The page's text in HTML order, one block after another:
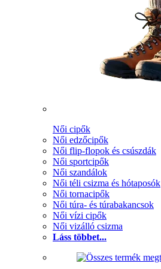
Női cipők
Női edzőcipők
Női flip-flopok és csúszdák
Női sportcipők
Női szandálok
Női téli csizma és hótaposók
Női tornacipők
Női túra- és túrabakancsok
Női vízi cipők
Női vizálló csizma
Láss többet...